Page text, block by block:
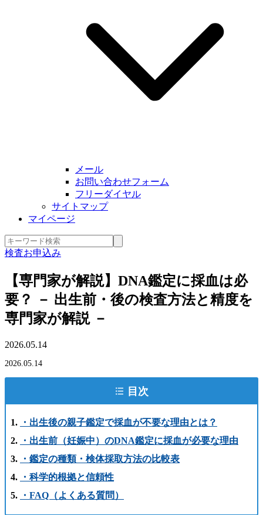
メール
お問い合わせフォーム
フリーダイヤル
サイトマップ
マイページ
検査お申込み
【専門家が解説】DNA鑑定に採血は必
要？ － 出生前・後の検査方法と精度を
専門家が解説 －
2026.05.14
2026.05.14
目次
・出生後の親子鑑定で採血が不要な理由とは？
・出生前（妊娠中）のDNA鑑定に採血が必要な理由
・鑑定の種類・検体採取方法の比較表
・科学的根拠と信頼性
・FAQ（よくある質問）